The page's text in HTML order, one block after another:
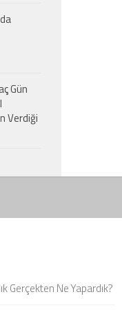
Gün
Verdiği
Gerçekten Ne Yapardık?